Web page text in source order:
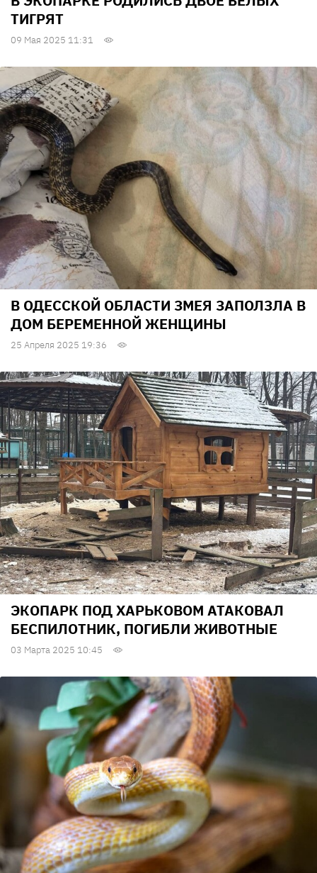
ТИГРЯТ
09 Мая 2025 11:31
В ОДЕССКОЙ ОБЛАСТИ ЗМЕЯ ЗАПОЛЗЛА В
ДОМ БЕРЕМЕННОЙ ЖЕНЩИНЫ
25 Апреля 2025 19:36
ЭКОПАРК ПОД ХАРЬКОВОМ АТАКОВАЛ
БЕСПИЛОТНИК, ПОГИБЛИ ЖИВОТНЫЕ
03 Марта 2025 10:45